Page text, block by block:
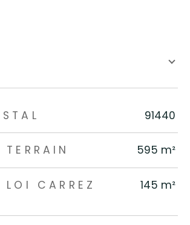
TRAD_ZEPHYR_Valeurs
91440
TERRAIN 595 m²
LOI CARREZ
145 m²